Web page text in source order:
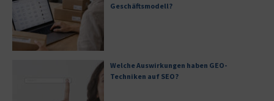
Geschäftsmodell?
Welche Auswirkungen haben GEO-
Techniken auf SEO?